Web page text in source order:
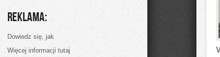
Reklama:
Dowiedz się, jak
Więcej informacji tutaj